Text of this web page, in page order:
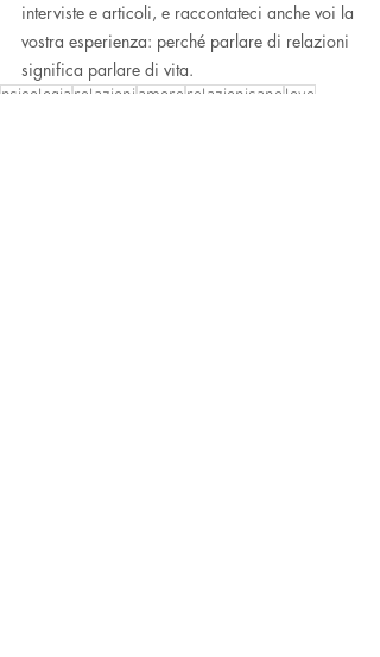
interviste e articoli, e raccontateci anche voi la
vostra esperienza: perché parlare di relazioni
significa parlare di vita.
psicologia relazioni amore relazionisane love